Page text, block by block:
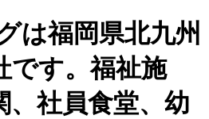
は福岡県北九州
です。福祉施
、社員食堂、幼